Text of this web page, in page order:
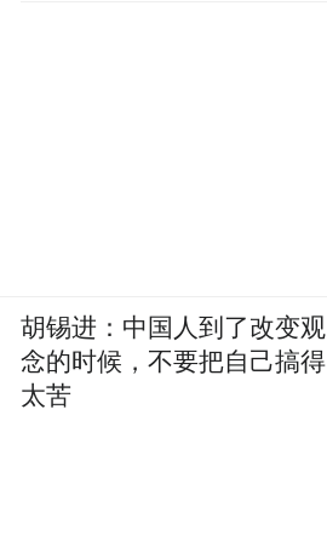
胡锡进：中国人到了改变观
念的时候，不要把自己搞得
太苦